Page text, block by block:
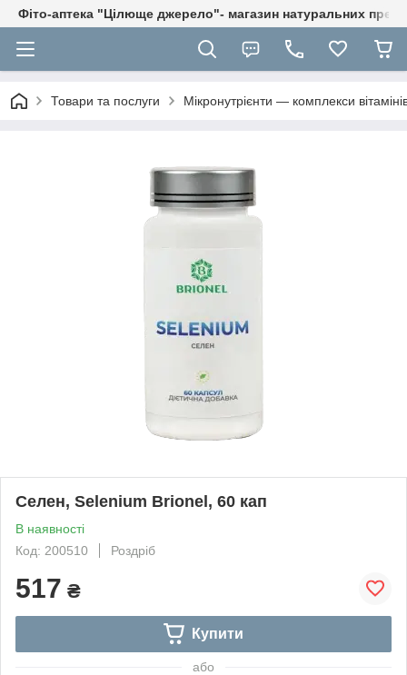
Фіто-аптека "Цілюще джерело"- магазин натуральних
Товари та послуги Мікронутрієнти — комплекси
Селен, Selenium Brionel, 60 кап
В наявності
Код: 200510
Роздріб
517 ₴
Купити
або